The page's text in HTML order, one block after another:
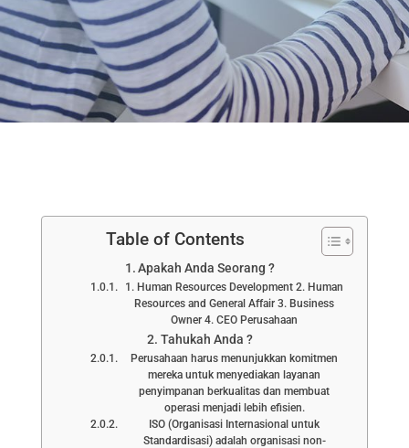
Table of Contents
Apakah Anda Seorang ?
1. Human Resources Development 2. Human
Resources and General Affair 3. Business
Owner 4. CEO Perusahaan
Tahukah Anda ?
Perusahaan harus menunjukkan komitmen
mereka untuk menyediakan layanan
penyimpanan berkualitas dan membuat
operasi menjadi lebih efisien.
ISO (Organisasi Internasional untuk
Standardisasi) adalah organisasi non-